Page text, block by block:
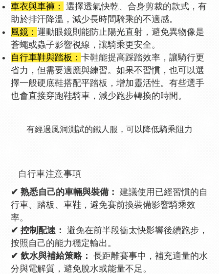
車衣與車褲：
選擇透氣快乾、合身剪裁的款式，有
助於排汗降溫，減少長時間騎乘的不適感。
風鏡： 運動眼鏡則能防止陽光直射，避免異物像是
蒼蠅或蟲子影響視線，讓騎乘更安全。
自行車鞋與踏板： 卡鞋能提高踩踏效率，讓騎行更
省力，但需要適應與練習。如果不習慣，也可以選
擇一般硬底鞋搭配平踏板，增加靈活性。有些選手
也會直接穿跑鞋騎車，減少跑步轉換的時間。
有經過風洞測試的鐵人服，可以降低騎乘阻力
自行車注意事項
✔ 熟悉自己的車輛與裝備： 建議使用已經習慣的自
行車、踏板、車鞋，避免賽前換裝備影響騎乘效
率。
✔ 控制配速： 避免在前半段衝太快影響後續跑步，
按照自己的能力穩定輸出。
✔ 飲水與補給策略： 長距離賽事中，補充適量的水
分與電解質，避免脫水或能量不足。